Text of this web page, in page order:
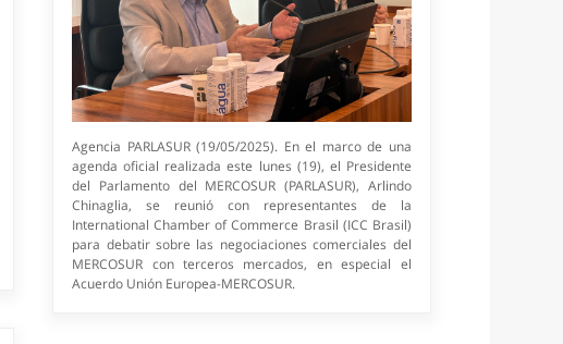
Agencia PARLASUR (19/05/2025). En el marco de una
agenda oficial realizada este lunes (19), el Presidente
del Parlamento del MERCOSUR (PARLASUR), Arlindo
Chinaglia, se reunió con representantes de la
International Chamber of Commerce Brasil (ICC Brasil)
para debatir sobre las negociaciones comerciales del
MERCOSUR con terceros mercados, en especial el
Acuerdo Unión Europea-MERCOSUR.